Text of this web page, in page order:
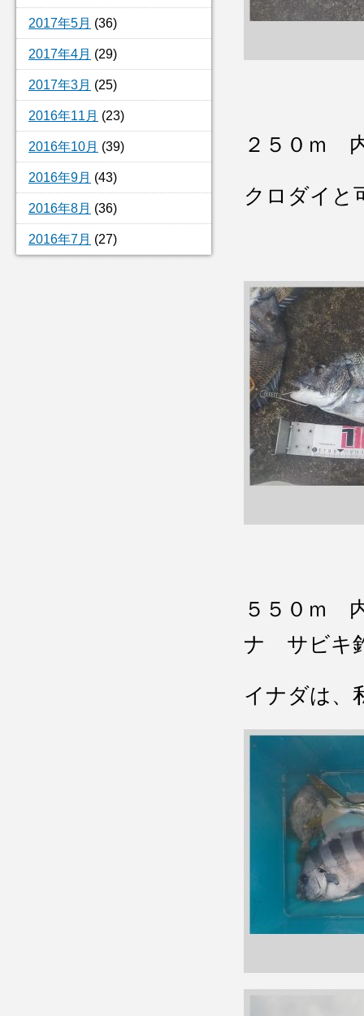
2017年5月 (36)
2017年4月 (29)
2017年3月 (25)
2016年11月 (23)
2016年10月 (39)
2016年9月 (43)
2016年8月 (36)
2016年7月 (27)
２５０ｍ
クロダイと
５５０ｍ
ナ サビキ
イナダは、